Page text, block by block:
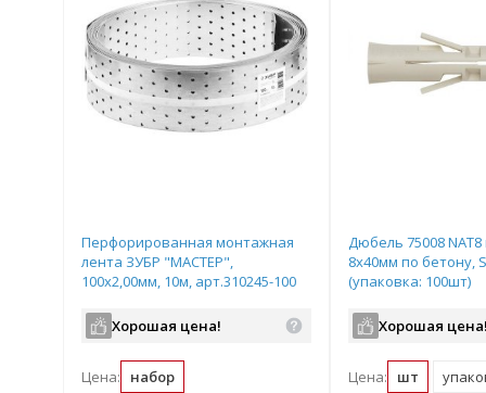
Перфорированная монтажная
лента ЗУБР "МАСТЕР",
100х2,00мм, 10м, арт.310245-100
Хорошая цена!
Цена: набор
Дюбель 75008
8х40мм по бетону,
(упаковка: 100шт)
Хорошая цена!
Цена: шт